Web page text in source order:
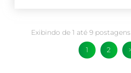
Exibindo de 1 até 9
1
2